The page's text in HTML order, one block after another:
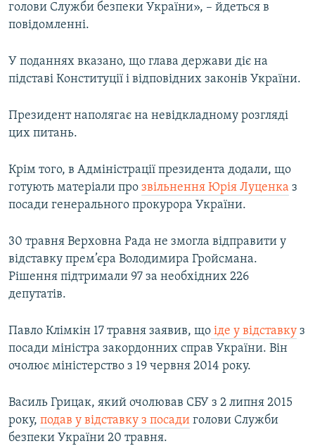
голови Служби безпеки України», – йдеться в
повідомленні.
У поданнях вказано, що глава держави діє на
підставі Конституції і відповідних законів України.
Президент наполягає на невідкладному розгляді
цих питань.
Крім того, в Адміністрації президента додали, що
готують матеріали про звільнення Юрія Луценка з
посади генерального прокурора України.
30 травня Верховна Рада не змогла відправити у
відставку прем’єра Володимира Гройсмана.
Рішення підтримали 97 за необхідних 226
депутатів.
Павло Клімкін 17 травня заявив, що іде у відставку з
посади міністра закордонних справ України. Він
очолює міністерство з 19 червня 2014 року.
Василь Грицак, який очолював СБУ з 2 липня 2015
року, подав у відставку з посади голови Служби
безпеки України 20 травня.